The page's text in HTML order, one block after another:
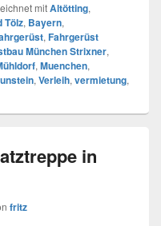
mitAltötting,
Tölz, Bayern,
, Fahrgerüst
München Strixner,
, Muenchen,
, Verleih, vermietung,
in
fritz